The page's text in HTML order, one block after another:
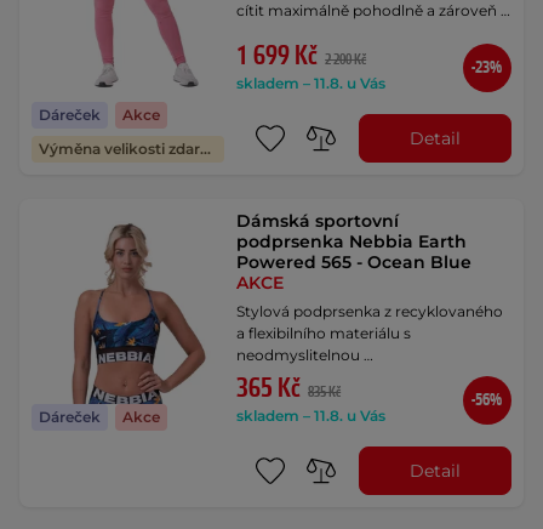
Dáreček
Akce
Výměna velikosti zdarma
cítit maximálně pohodlně a zároveň …
1 699 Kč 2 200 Kč
skladem – 11.8. u Vás
-23%
Detail
Dáreček Akce
Dámská sportovní
podprsenka Nebbia Earth
Powered 565 - Ocean Blue
AKCE
Stylová podprsenka z recyklovaného
a flexibilního materiálu s
neodmyslitelnou …
365 Kč 835 Kč
skladem – 11.8. u Vás
-56%
Detail